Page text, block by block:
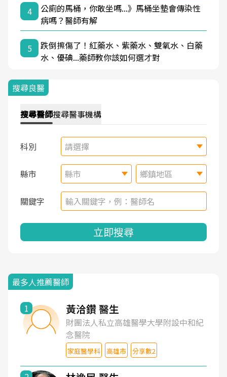
4
公廁的馬桶，你敢坐嗎...》馬桶坐墊會傳染性
病嗎？醫師有解
5
跌倒擦傷了！紅藥水、紫藥水、雙氧水、白藥
水、優碘...藥師教你該如何選才對
搜尋良醫
搜尋醫師搜尋醫事機構
科別 請選擇
縣市 縣市 鄉鎮地區
關鍵字
立即搜尋
最多人推薦醫師
1 黃洽鑽 醫生
財團法人私立高雄醫學大學附設中和紀
念醫院
家庭醫學科 高雄市 分享數2